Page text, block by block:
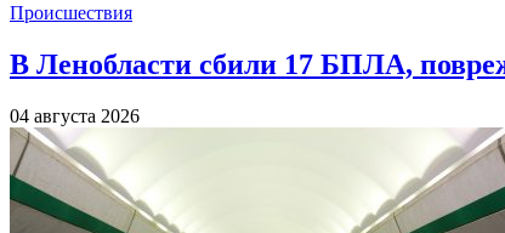
Происшествия
В Ленобласти сбили 17 БПЛА,
04 августа 2026